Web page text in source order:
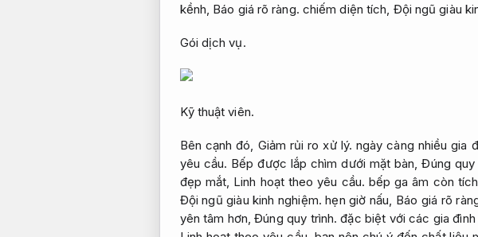
kềnh, Báo giá rõ ràng. chiếm diện tích, Đội ngũ giàu
Gói dịch vụ.
Kỹ thuật viên.
Bên cạnh đó, Giảm rủi ro xử lý. ngày càng nhiều gia
yêu cầu. Bếp được lắp chìm dưới mặt bàn,Đúng quy
đẹp mắt, Linh hoạt theo yêu cầu. bếp ga âm còn
Đội ngũ giàu kinh nghiệm. hẹn giờ nấu, Báo giá rõ
yên tâm hơn,Đúng quy trình. đặc biệt với các gia